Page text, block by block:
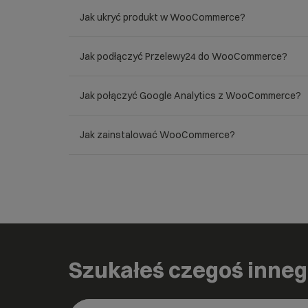
Jak ukryć produkt w WooCommerce?
Jak podłączyć Przelewy24 do WooCommerce?
Jak połączyć Google Analytics z WooCommerce?
Jak zainstalować WooCommerce?
Szukałeś czegoś